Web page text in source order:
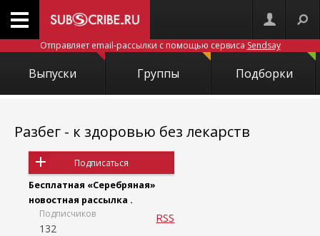
Отправляет email-рассылки с помощью сервиса Sendsay
Выпуски Группы Подборки
Разбег - к здоровью без лекарств
Подписаться
Бесплатная «Серебряная»
новостная рассылка .
Подписчиков
132
RSS